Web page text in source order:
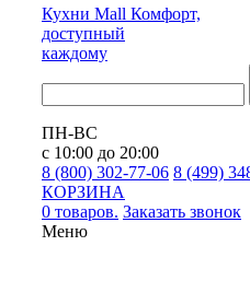
Кухни Mall Комфорт,
доступный
каждому
ПН-ВС
с 10:00 до 20:00
8 (800) 302-77-06 8 (499)
КОРЗИНА
0 товаров. Заказать звонок
Меню